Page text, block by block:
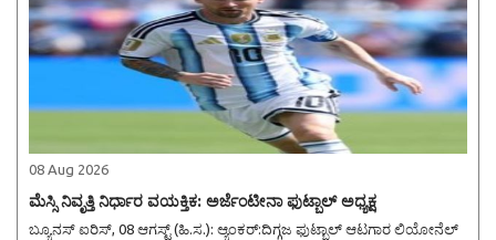
08 Aug 2026
ಮೆಸ್ಸಿ ನಿವೃತ್ತಿ ನಿರ್ಧಾರ ವಯಕ್ತಿಕ: ಅರ್ಜೆಂಟೀನಾ ಫುಟ್ಬಾಲ್ ಅಧ್ಯಕ್ಷ
ಬ್ಯೂನಸ್ ಐರಿಸ್, 08 ಆಗಸ್ಟ್ (ಹಿ.ಸ.): ಆ್ಯಂಕರ್:ದಿಗ್ಗಜ ಫುಟ್ಬಾಲ್ ಆಟಗಾರ ಲಿಯೋನೆಲ್